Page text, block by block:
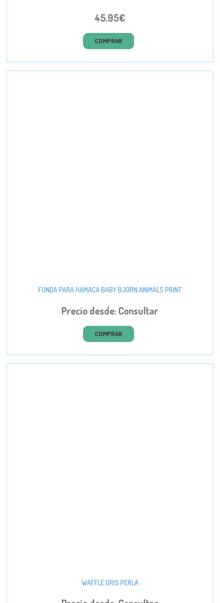
45.95€
COMPRAR
FUNDA PARA HAMACA BABY BJORN ANIMALS PRINT
Precio desde: Consultar
COMPRAR
WAFFLE GRIS PERLA